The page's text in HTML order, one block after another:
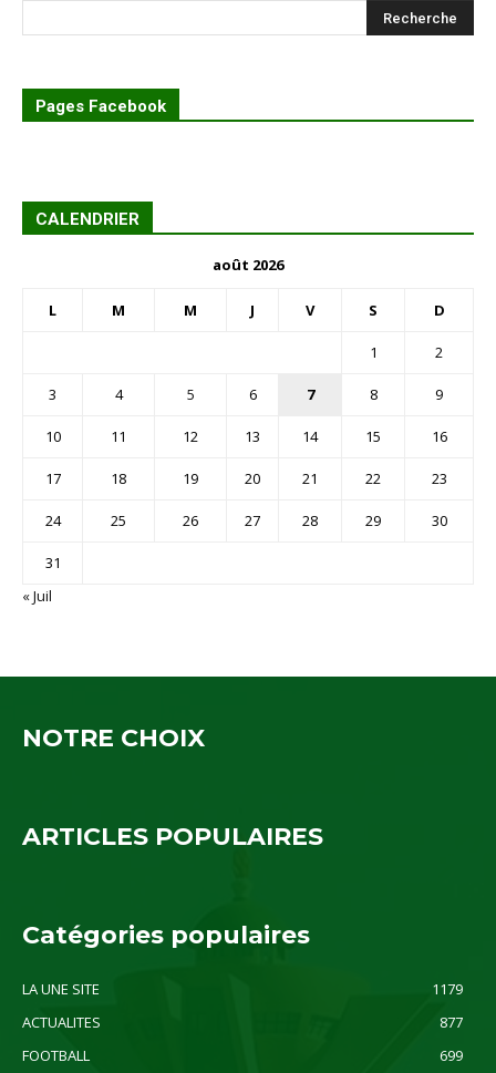
Pages Facebook
CALENDRIER
août 2026
L M M J V S D
1 2
3 4 5 6 7 8 9
10 11 12 13 14 15 16
17 18 19 20 21 22 23
24 25 26 27 28 29 30
31
« Juil
NOTRE CHOIX
ARTICLES POPULAIRES
Catégories populaires
LA UNE SITE
1179
ACTUALITES
877
FOOTBALL
699